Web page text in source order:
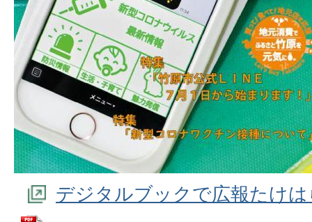
デジタルブックで広報たけ